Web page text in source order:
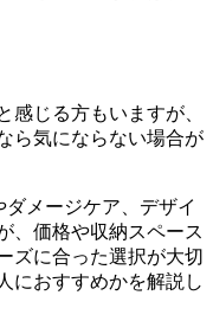
感じる方もいますが、
ら気にならない場合が
メージケア、デザイ
、価格や収納スペース
ズに合った選択が大切
におすすめかを解説し